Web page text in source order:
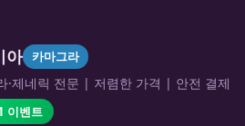
아 카마그라
·제네릭 전문 | 저렴한 가격 | 안전 결제
이벤트